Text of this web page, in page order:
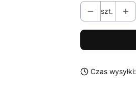
szt.
Czas wysyłki: